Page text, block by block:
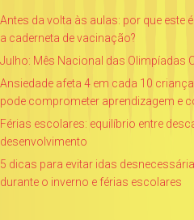
Antes da volta às aulas: por que este
a caderneta de vacinação?
Julho: Mês Nacional das Olimpíadas
Ansiedade afeta 4 em cada 10
pode comprometer aprendizagem e
Férias escolares: equilíbrio entre
desenvolvimento
5 dicas para evitar idas
durante o inverno e férias escolares